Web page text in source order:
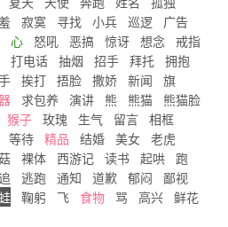
寂寞 寻找 小兵 巡逻
广告
心 怒吼 恶搞 惊讶 想念
戒指
打电话 抽烟 招手 拜托 拥抱
挨打 捂脸 撒娇 新闻
旗
求包养 演讲 熊 熊猫
熊猫脸
猴子 玫瑰 生气 留言 相框
等待 精品 结婚 美女 老虎
裸体 西游记 读书 起哄
跑
逃跑 通知 道歉 郁闷
鄙视
鞠躬 飞 食物 骂 高兴 鲜花